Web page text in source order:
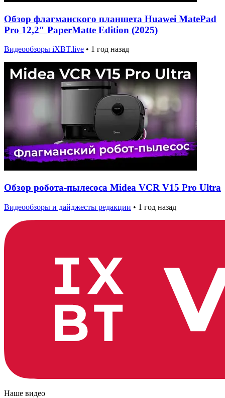
Обзор флагманского планшета Huawei MatePad
Pro 12,2″ PaperMatte Edition (2025)
Видеообзоры iXBT.live • 1 год назад
Обзор робота-пылесоса Midea VCR V15 Pro Ultra
Видеообзоры и дайджесты редакции • 1 год назад
Наше видео